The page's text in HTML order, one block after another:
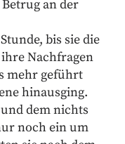
an der
bis sie die
Nachfragen
mehr geführt
hinausging.
dem nichts
noch ein um